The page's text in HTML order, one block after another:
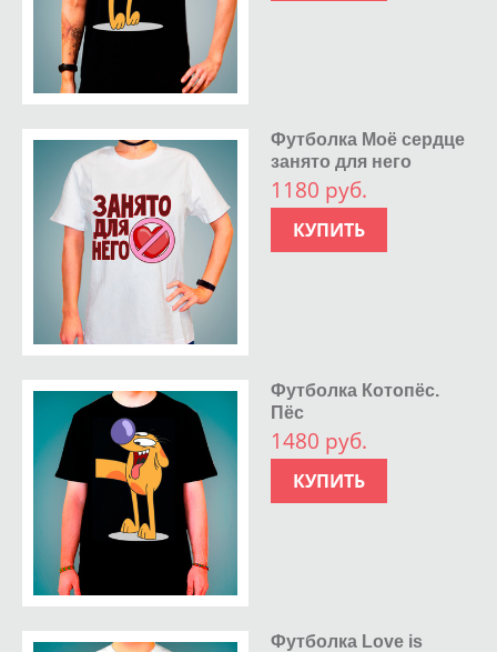
Футболка Моё сердце
занято для него
1180 руб.
КУПИТЬ
Футболка Котопёс.
Пёс
1480 руб.
КУПИТЬ
Футболка Love is